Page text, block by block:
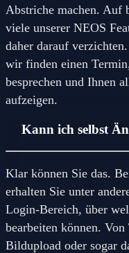
Abstriche machen. Auf
viele unserer NEOS
daher darauf
wir finden einen
besprechen und Ihnen
aufzeigen.
Kann ich selbst
Klar können Sie das.
erhalten Sie unter
Login-Bereich, über
bearbeiten können. Von
Bildupload oder sogar